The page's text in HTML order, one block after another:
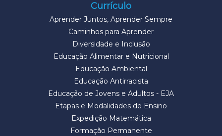
Currículo
Aprender Juntos, Aprender Sempre
Caminhos para Aprender
Diversidade e Inclusão
Educação Alimentar e Nutricional
Educação Ambiental
Educação Antirracista
Educação de Jovens e Adultos - EJA
Etapas e Modalidades de Ensino
Expedição Matemática
Formação Permanente